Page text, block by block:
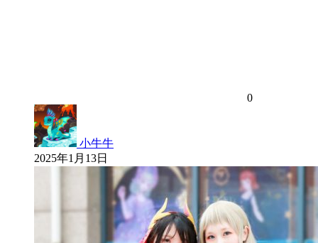
0
小牛牛
2025年1月13日